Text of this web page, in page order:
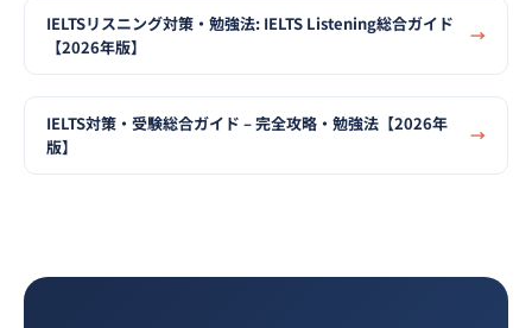
IELTSリスニング対策・勉強法: IELTS Listening総合ガイド
【2026年版】
IELTS対策・受験総合ガイド – 完全攻略・勉強法【2026年
版】